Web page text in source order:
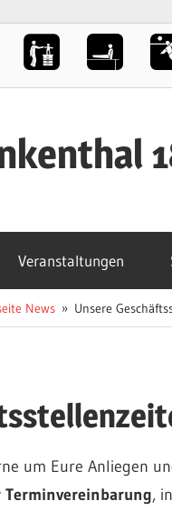
Veranstaltungen
News Unsere
um Eure Anliegen
,